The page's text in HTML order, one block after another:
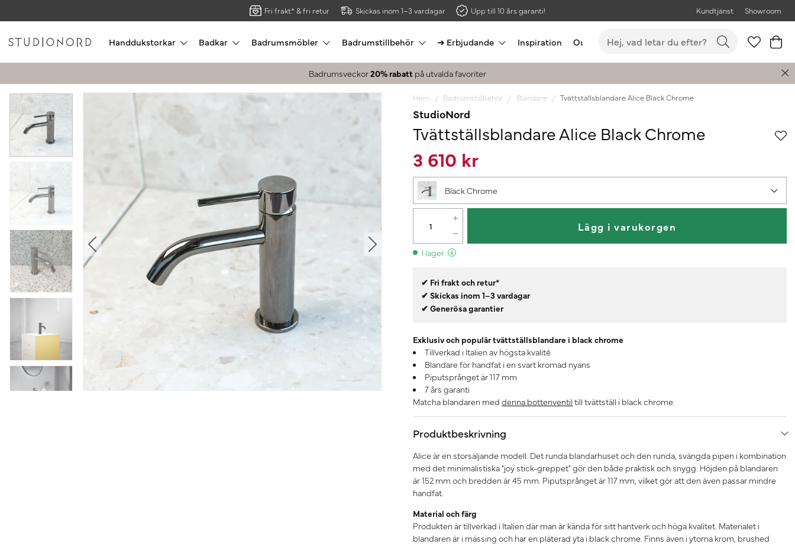
Fri frakt* & fri retur Skickas inom 1–3 vardagar Upp till 10 års garanti! Kundtjänst Showroom
Handdukstorkar Badkar Badrumsmöbler Badrumstillbehör ➜ Erbjudande Inspiration Outlet Bästsäljare
Badrumsveckor20% rabatt på utvalda favoriter
Hem Badrumstillbehör Blandare Tvättställsblandare Alice Black Chrome
StudioNord
Tvättställsblandare Alice Black Chrome
3 610 kr
Black Chrome
Lägg i varukorgen
I lager
✔ Fri frakt och retur*
✔ Skickas inom 1–3 vardagar
✔ Generösa garantier
Exklusiv och populär tvättställsblandare i black chrome
Tillverkad i Italien av högsta kvalité
Blandare för handfat i en svart kromad nyans
Piputsprånget är 117 mm
7 års garanti
Matcha blandaren meddenna bottenventil till tvättställ i black chrome.
Produktbeskrivning
Alice är en storsäljande modell. Det runda blandarhuset och den runda, svängda pipen i kombination
med det minimalistiska "joy stick-greppet" gör den både praktisk och snygg. Höjden på blandaren
är 152 mm och bredden är 45 mm. Piputsprånget är 117 mm, vilket gör att den även passar mindre
handfat.
Material och färg
Produkten är tillverkad i Italien där man är kända för sitt hantverk och höga kvalitet. Materialet i
blandaren är i mässing och har en pläterad yta i black chrome. Finns även i ytorna krom, brushed